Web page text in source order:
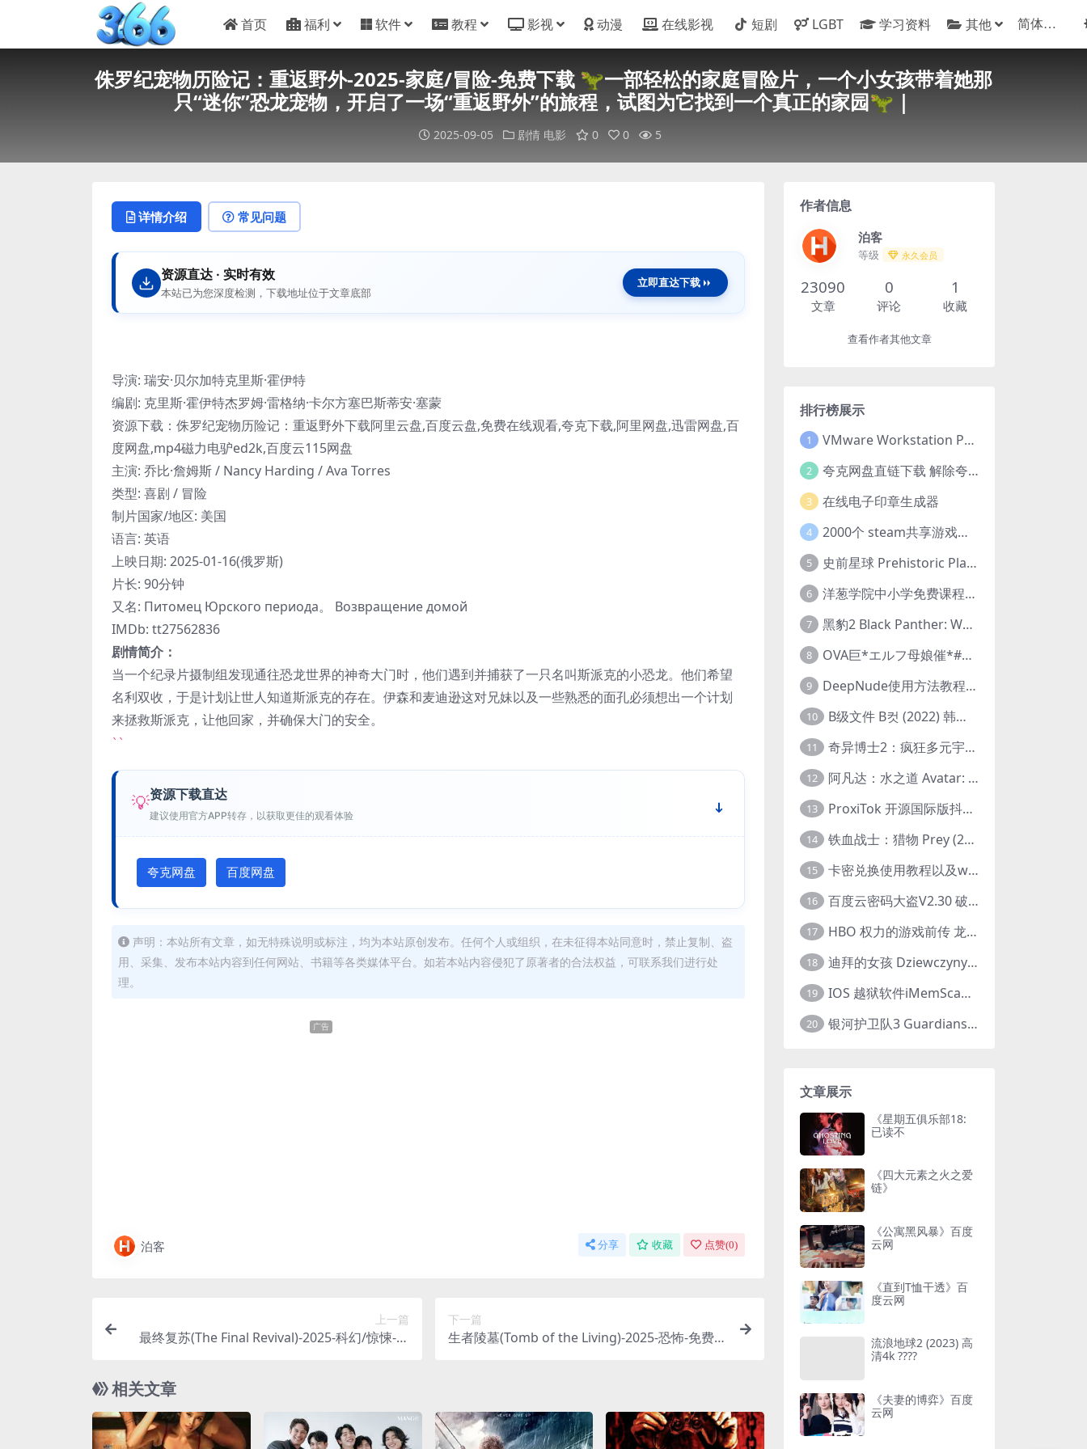
首页 福利 软件 教程 影视 动漫 在线影视 短剧 LGBT 学习资料 其他
侏罗纪宠物历险记：重返野外-2025-家庭/冒险-免费下载 🦖一部轻松的家庭冒险片，一个小女孩带着她那
只“迷你”恐龙宠物，开启了一场“重返野外”的旅程，试图为它找到一个真正的家园🦖｜
2025-09-05 剧情 电影 0 0 5
详情介绍 常见问题
资源直达 · 实时有效
本站已为您深度检测，下载地址位于文章底部
立即直达下载
导演: 瑞安·贝尔加特克里斯·霍伊特
编剧: 克里斯·霍伊特杰罗姆·雷格纳·卡尔方塞巴斯蒂安·塞蒙
资源下载：侏罗纪宠物历险记：重返野外下载阿里云盘,百度云盘,免费在线观看,夸克下载,阿里网盘,迅雷网盘,百
度网盘,mp4磁力电驴ed2k,百度云115网盘
主演: 乔比·詹姆斯 / Nancy Harding / Ava Torres
类型: 喜剧 / 冒险
制片国家/地区: 美国
语言: 英语
上映日期: 2025-01-16(俄罗斯)
片长: 90分钟
又名: Питомец Юрского периода。 Возвращение домой
IMDb: tt27562836
剧情简介：
当一个纪录片摄制组发现通往恐龙世界的神奇大门时，他们遇到并捕获了一只名叫斯派克的小恐龙。他们希望
名利双收，于是计划让世人知道斯派克的存在。伊森和麦迪逊这对兄妹以及一些熟悉的面孔必须想出一个计划
来拯救斯派克，让他回家，并确保大门的安全。
``
💡资源下载直达
建议使用官方APP转存，以获取更佳的观看体验
夸克网盘 百度网盘
声明：本站所有文章，如无特殊说明或标注，均为本站原创发布。任何个人或组织，在未征得本站同意时，禁止复制、盗
用、采集、发布本站内容到任何网站、书籍等各类媒体平台。如若本站内容侵犯了原著者的合法权益，可联系我们进行处
理。
广告
泊客 分享 收藏 点赞(0)
上一篇
最终复苏(The Final Revival)-2025-科幻/惊悚-免
露，但复苏的人类却变得极具攻击性。幸存者们
不仅要躲避“复苏者”的攻击，还要与时间赛跑，
寻找最终的解药🧬｜
下一篇
生者陵墓(Tomb of the Living)-2025-恐怖-免费下
糊🪦｜
相关文章
作者信息
泊客
等级 永久会员
23090
文章
0
评论
1
收藏
查看作者其他文章
排行榜展示
1 VMware Workstation Pro 16 永久激活密钥(序列号)
2 夸克网盘直链下载 解除夸克网盘下载限制 油猴脚本
3 在线电子印章生成器
4 2000个 steam共享游戏账号 离线steam账号分享
5 史前星球 Prehistoric Planet (2022) 中字 1080p 高清 阿里云盘 2022.5.27已更新全集
6 洋葱学院中小学免费课程集合 云盘下载
7 黑豹2 Black Panther: Wakanda Forever (2022) 高清版
8 OVA巨*エルフ母娘催*#1エルフの国を蹂*する男。汚された女王と姫
9 DeepNude使用方法教程FAQ
10 B级文件 B컷 (2022) 韩国大尺度剧情电影 1080P 中字
11 奇异博士2：疯狂多元宇宙 Doctor Strange in the Multiverse of Madness (2022) 高清版1080p
12 阿凡达：水之道 Avatar: The Way of Water (2022) 1080p 2k 4k 中文字幕
13 ProxiTok 开源国际版抖音TikTok网页版 国内网络直连
14 铁血战士：猎物 Prey (2022) 中英字幕 1080P
15 卡密兑换使用教程以及windows使用教程
16 百度云密码大盗V2.30 破解分享链接提取码
17 HBO 权力的游戏前传 龙之家族 House of the Dragon (2022) 中字 1080P 更新4集
18 迪拜的女孩 Dziewczyny z Dubaju (2021) 1080P 中字
19 IOS 越狱软件iMemScan version1.2.6 游戏内存修改器
20 银河护卫队3 Guardians of the Galaxy Vol. 3 (2023)4K高清资源1080p只分享精品
文章展示
《星期五俱乐部18:
已读不
《四大元素之火之爱
链》
《公寓黑风暴》百度
云网
《直到T恤干透》百
度云网
流浪地球2 (2023) 高
清4k ????
《夫妻的博弈》百度
云网